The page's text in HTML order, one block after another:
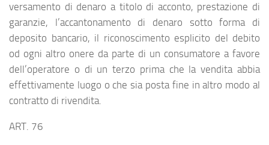
versamento di denaro a titolo di acconto, prestazione di
garanzie, l’accantonamento di denaro sotto forma di
deposito bancario, il riconoscimento esplicito del debito
od ogni altro onere da parte di un consumatore a favore
dell’operatore o di un terzo prima che la vendita abbia
effettivamente luogo o che sia posta fine in altro modo al
contratto di rivendita.
ART. 76